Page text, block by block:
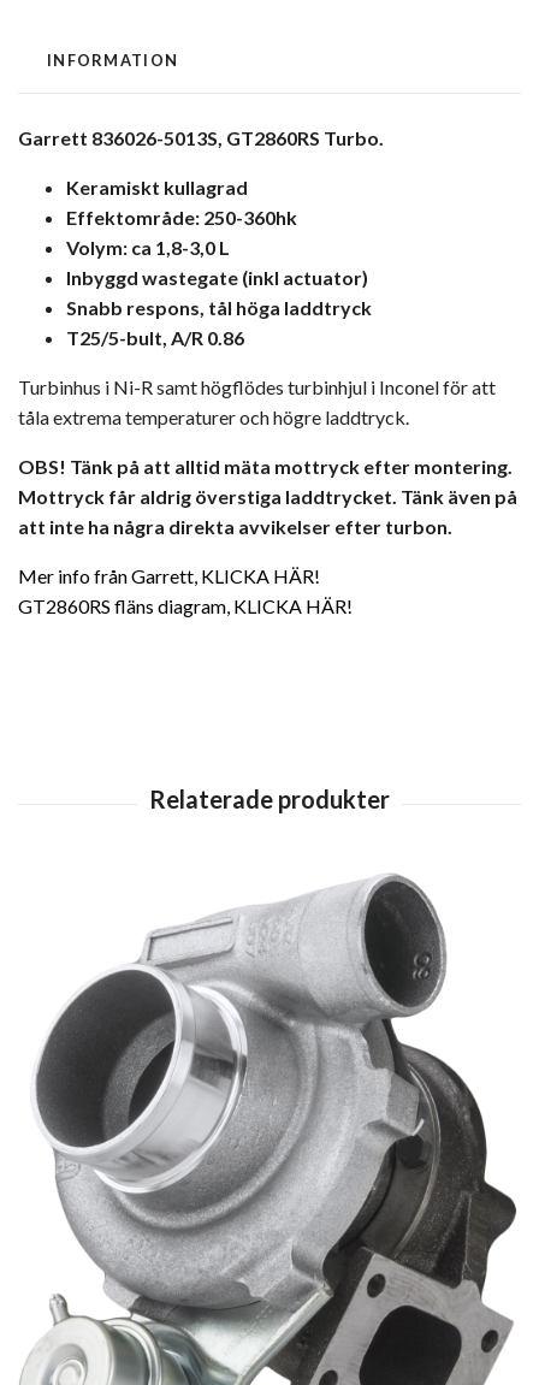
INFORMATION
Garrett 836026-5013S, GT2860RS Turbo.
Keramiskt kullagrad
Effektområde: 250-360hk
Volym: ca 1,8-3,0 L
Inbyggd wastegate (inkl actuator)
Snabb respons, tål höga laddtryck
T25/5-bult, A/R 0.86
Turbinhus i Ni-R samt högflödes turbinhjul i Inconel för att
tåla extrema temperaturer och högre laddtryck.
OBS! Tänk på att alltid mäta mottryck efter montering.
Mottryck får aldrig överstiga laddtrycket. Tänk även på
att inte ha några direkta avvikelser efter turbon.
Mer info från Garrett, KLICKA HÄR!
GT2860RS fläns diagram, KLICKA HÄR!